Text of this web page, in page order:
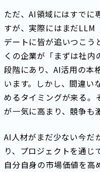
ただ、AI領域にはすでに
すが、実際にはまだLLM
デートに皆が追いつこう
くの企業が「まずは社内
段階にあり、AI活用の本
います。しかし、間違い
めるタイミングが来る。
が一気に高まり、競争も
AI人材がまだ少ない今だ
り、プロジェクトを通じ
自分自身の市場価値を高